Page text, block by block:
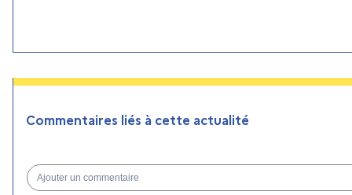
Commentaires liés à cette actualité
Ajouter un commentaire